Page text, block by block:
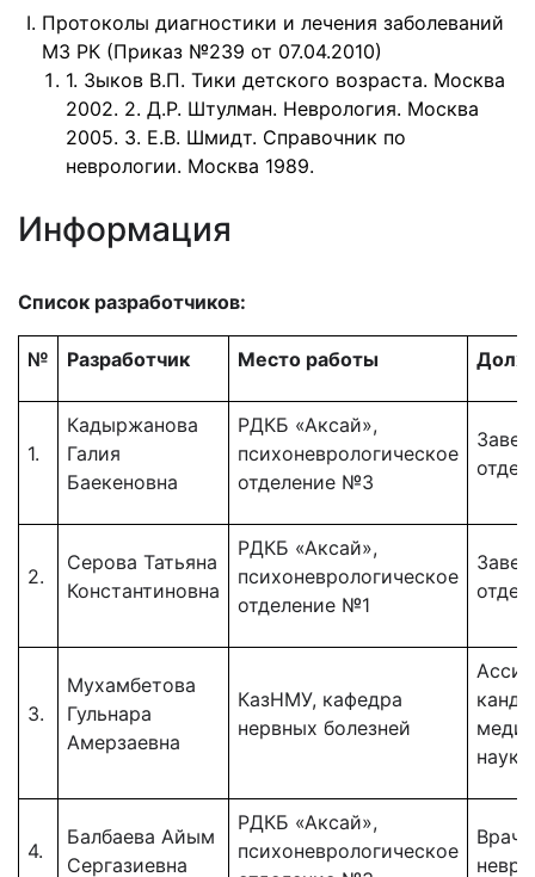
Протоколы диагностики и лечения заболеваний
МЗ РК (Приказ №239 от 07.04.2010)
1. Зыков В.П. Тики детского возраста. Москва
2002. 2. Д.Р. Штулман. Неврология. Москва
2005. 3. Е.В. Шмидт. Справочник по
неврологии. Москва 1989.
Информация
Список разработчиков:
№ Разработчик Место работы
1.
Кадыржанова
Галия
Баекеновна
РДКБ «Аксай»,
психоневрологическое
отделение №3
2.
Серова Татьяна
Константиновна
РДКБ «Аксай»,
психоневрологическое
отделение №1
3.
Мухамбетова
Гульнара
Амерзаевна
КазНМУ, кафедра
нервных болезней
наук
4.
Балбаева Айым
Сергазиевна
РДКБ «Аксай»,
психоневрологическое
Врач-